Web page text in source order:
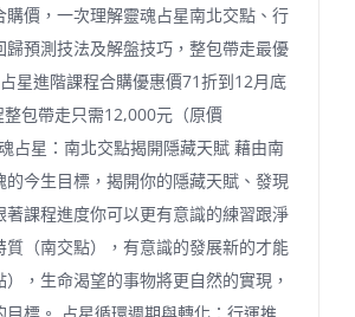
購價，一次理解靈魂占星南北交點、行
歸預測技法及解盤技巧，整包帶走最優
星進階課程合購優惠價71折到12月底
包帶走只需12,000元（原價
占星：南北交點揭開隱藏天賦 藉由南
的今生目標，揭開你的隱藏天賦、發現
著課程進度你可以更有意識的練習跟淨
質（南交點），有意識的發展新的才能
，生命渴望的事物將更自然的實現，